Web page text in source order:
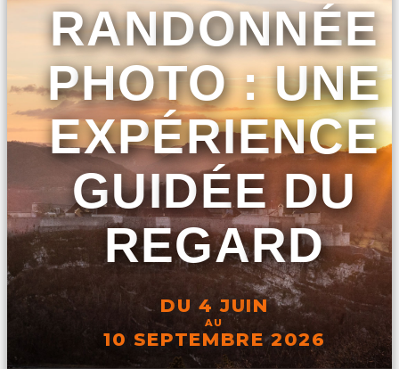
RANDONNÉE
PHOTO : UNE
EXPÉRIENCE
GUIDÉE DU
REGARD
DU 4 JUIN
AU
10 SEPTEMBRE 2026